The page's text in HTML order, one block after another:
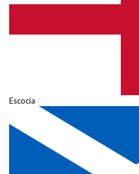
Escocia